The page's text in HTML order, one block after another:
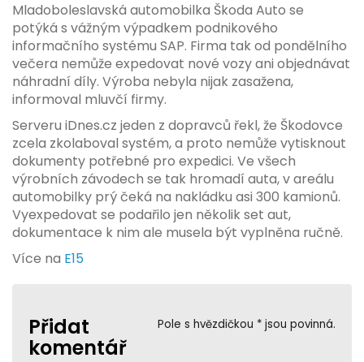
Mladoboleslavská automobilka Škoda Auto se
potýká s vážným výpadkem podnikového
informačního systému SAP. Firma tak od pondělního
večera nemůže expedovat nové vozy ani objednávat
náhradní díly. Výroba nebyla nijak zasažena,
informoval mluvčí firmy.
Serveru iDnes.cz jeden z dopravců řekl, že Škodovce
zcela zkolaboval systém, a proto nemůže vytisknout
dokumenty potřebné pro expedici. Ve všech
výrobních závodech se tak hromadí auta, v areálu
automobilky prý čeká na nakládku asi 300 kamionů.
Vyexpedovat se podařilo jen několik set aut,
dokumentace k nim ale musela být vyplněna ručně.
Více na E15
Pole s hvězdičkou * jsou povinná.
Přidat
komentář